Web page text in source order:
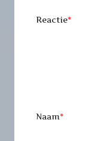
Reactie*
Naam*